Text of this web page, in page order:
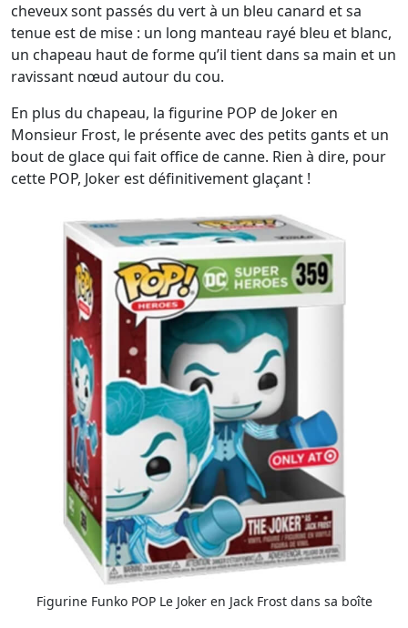
cheveux sont passés du vert à un bleu canard et sa
tenue est de mise : un long manteau rayé bleu et blanc,
un chapeau haut de forme qu’il tient dans sa main et un
ravissant nœud autour du cou.
En plus du chapeau, la figurine POP de Joker en
Monsieur Frost, le présente avec des petits gants et un
bout de glace qui fait office de canne. Rien à dire, pour
cette POP, Joker est définitivement glaçant !
Figurine Funko POP Le Joker en Jack Frost dans sa boîte